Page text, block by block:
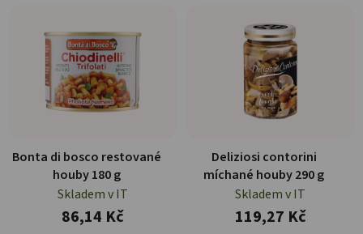
Bonta di bosco restované
houby 180 g
Skladem v IT
86,14 Kč
Deliziosi contorini
míchané houby 290 g
Skladem v IT
119,27 Kč